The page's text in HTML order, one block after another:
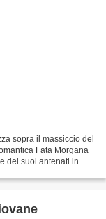
sopra il massiccio del
Fata Morgana
dei suoi antenati in